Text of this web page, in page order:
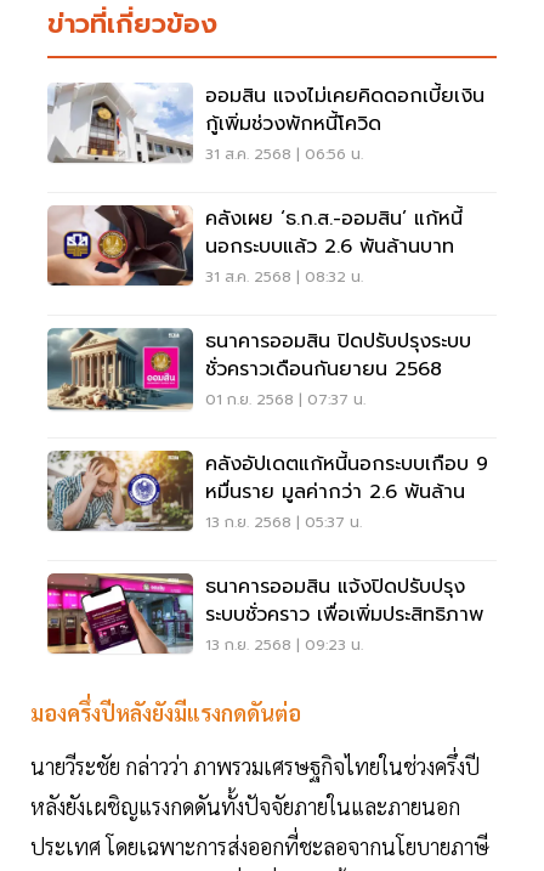
ข่าวที่เกี่ยวข้อง
ออมสิน แจงไม่เคยคิดดอกเบี้ยเงิน
กู้เพิ่มช่วงพักหนี้โควิด
31 ส.ค. 2568 | 06:56 น.
คลังเผย ‘ธ.ก.ส.-ออมสิน’ แก้หนี้
นอกระบบแล้ว 2.6 พันล้านบาท
31 ส.ค. 2568 | 08:32 น.
ธนาคารออมสิน ปิดปรับปรุงระบบ
ชั่วคราวเดือนกันยายน 2568
01 ก.ย. 2568 | 07:37 น.
คลังอัปเดตแก้หนี้นอกระบบเกือบ 9
หมื่นราย มูลค่ากว่า 2.6 พันล้าน
13 ก.ย. 2568 | 05:37 น.
ธนาคารออมสิน แจ้งปิดปรับปรุง
ระบบชั่วคราว เพื่อเพิ่มประสิทธิภาพ
13 ก.ย. 2568 | 09:23 น.
มองครึ่งปีหลังยังมีแรงกดดันต่อ
นายวีระชัย กล่าวว่า ภาพรวมเศรษฐกิจไทยในช่วงครึ่งปี
หลังยังเผชิญแรงกดดันทั้งปัจจัยภายในและภายนอก
ประเทศ โดยเฉพาะการส่งออกที่ชะลอจากนโยบายภาษี